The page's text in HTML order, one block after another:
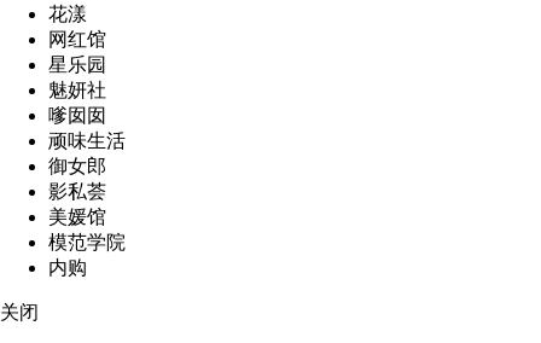
花漾
网红馆
星乐园
魅妍社
嗲囡囡
顽味生活
御女郎
影私荟
美媛馆
模范学院
内购
关闭